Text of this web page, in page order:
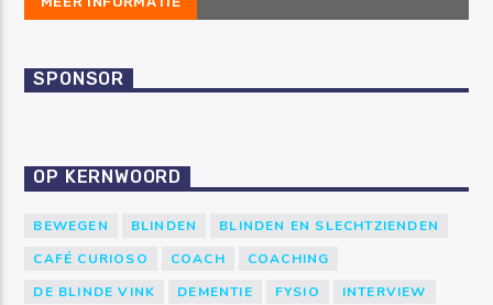
SPONSOR
OP KERNWOORD
BEWEGEN BLINDEN
BLINDEN EN SLECHTZIENDEN
CAFÉ CURIOSO
COACH
COACHING
DE BLINDE VINK
DEMENTIE FYSIO
INTERVIEW